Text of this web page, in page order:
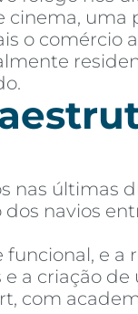
uma
o comércio
nas últimas
navios
e a
a criação
com